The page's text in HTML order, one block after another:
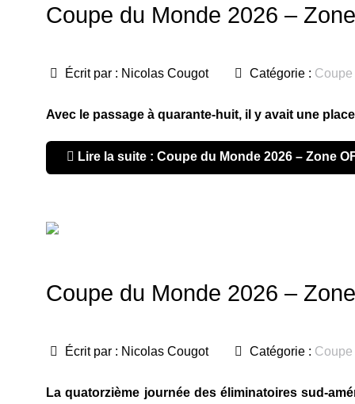
Coupe du Monde 2026 –
Écrit par : Nicolas Cougot Catégorie :
Avec le passage à quarante-huit, il y avait une
Lire la suite : Coupe du Monde 2026 – Zone
Coupe du Monde 2026 –
Écrit par : Nicolas Cougot Catégorie :
La quatorzième journée des éliminatoires sud-